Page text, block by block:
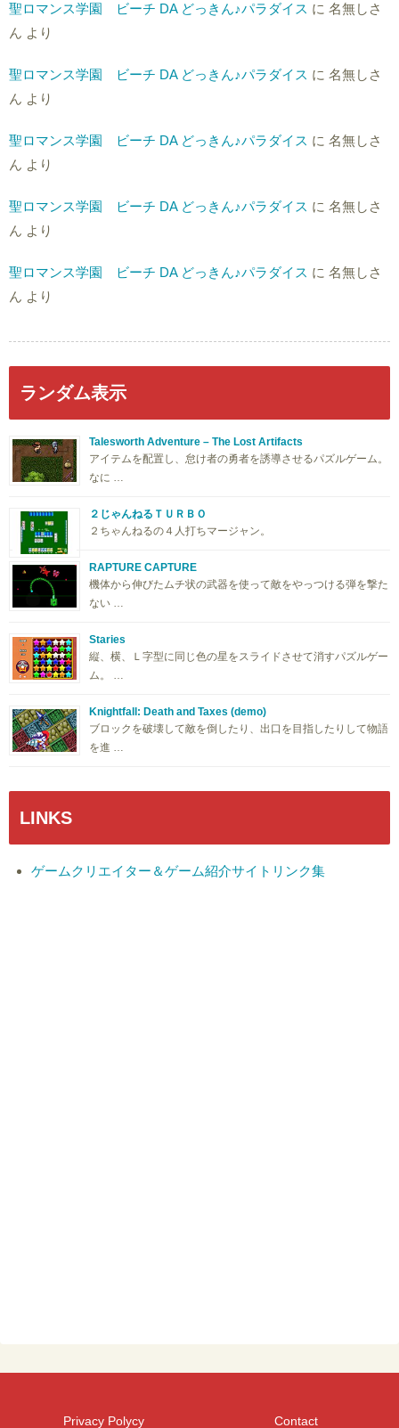
聖ロマンス学園 ビーチ DA どっきん♪パラダイス に 名無しさ
ん より
聖ロマンス学園 ビーチ DA どっきん♪パラダイス に 名無しさ
ん より
聖ロマンス学園 ビーチ DA どっきん♪パラダイス に 名無しさ
ん より
聖ロマンス学園 ビーチ DA どっきん♪パラダイス に 名無しさ
ん より
聖ロマンス学園 ビーチ DA どっきん♪パラダイス に 名無しさ
ん より
ランダム表示
Talesworth Adventure – The Lost Artifacts
アイテムを配置し、怠け者の勇者を誘導させるパズルゲーム。
なに …
２じゃんねるＴＵＲＢＯ
２ちゃんねるの４人打ちマージャン。
RAPTURE CAPTURE
機体から伸びたムチ状の武器を使って敵をやっつける弾を撃た
ない …
Staries
縦、横、Ｌ字型に同じ色の星をスライドさせて消すパズルゲー
ム。 …
Knightfall: Death and Taxes (demo)
ブロックを破壊して敵を倒したり、出口を目指したりして物語
を進 …
LINKS
ゲームクリエイター＆ゲーム紹介サイトリンク集
Privacy Polycy Contact